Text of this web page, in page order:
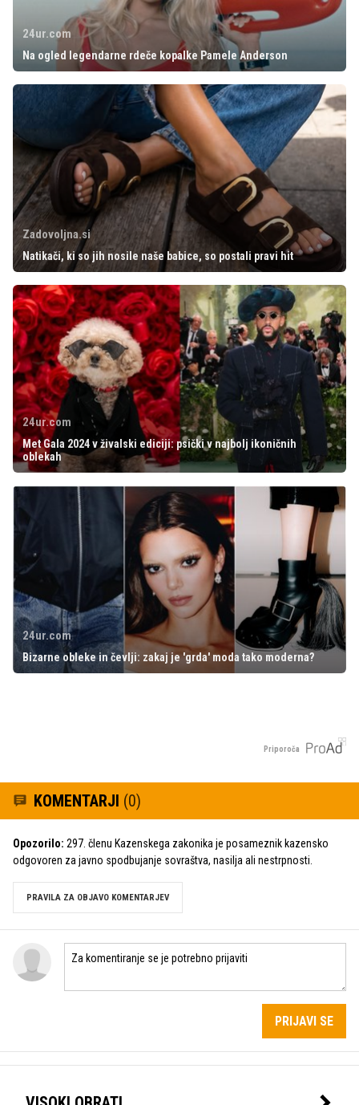
24ur.com
Na ogled legendarne rdeče kopalke Pamele Anderson
Zadovoljna.si
Natikači, ki so jih nosile naše babice, so postali pravi hit
24ur.com
Met Gala 2024 v živalski ediciji: psički v najbolj ikoničnih
oblekah
24ur.com
Bizarne obleke in čevlji: zakaj je 'grda' moda tako moderna?
Priporoča
KOMENTARJI (0)
Opozorilo: 297. členu Kazenskega zakonika je posameznik kazensko
odgovoren za javno spodbujanje sovraštva, nasilja ali nestrpnosti.
PRAVILA ZA OBJAVO KOMENTARJEV
PRIJAVI SE